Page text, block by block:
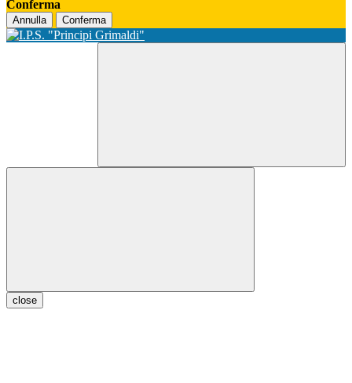
Conferma
Annulla Conferma
close